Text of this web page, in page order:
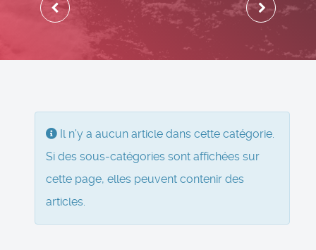
Information
Il n'y a aucun article dans cette catégorie.
Si des sous-catégories sont affichées sur
cette page, elles peuvent contenir des
articles.